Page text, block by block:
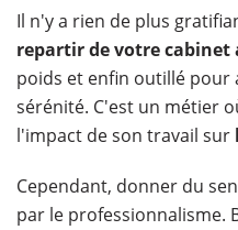
Il n'y a rien de plus
repartir de votre cabinet
poids et enfin outillé
sérénité. C'est un métier
l'impact de son travail sur
Cependant, donner du
par le professionnalisme.